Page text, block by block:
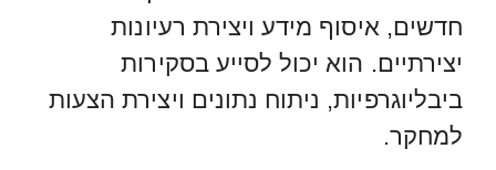
חדשים, איסוף מידע ויצירת רעיונות
יצירתיים. הוא יכול לסייע בסקירות
ביבליוגרפיות, ניתוח נתונים ויצירת הצעות
למחקר.